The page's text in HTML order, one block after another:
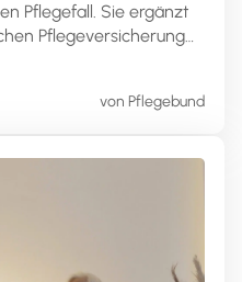
Pflegefall. Sie ergänzt
Pflegeversicherung
für Ihre Bedürfnisse
von Pflegebund